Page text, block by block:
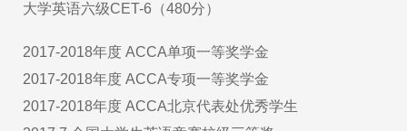
大学英语六级CET-6（480分）
2017-2018年度 ACCA单项一等奖学金
2017-2018年度 ACCA专项一等奖学金
2017-2018年度 ACCA北京代表处优秀学生